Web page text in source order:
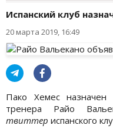
Испанский клуб
20 марта 2019, 16:49
Пако Хемес назначен
тренера Райо
твиттер испанского